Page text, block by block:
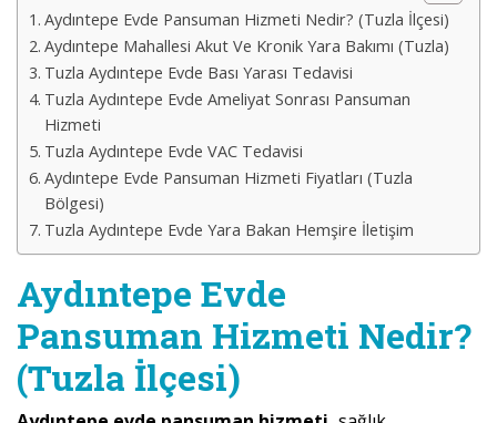
Aydıntepe Evde Pansuman Hizmeti Nedir? (Tuzla İlçesi)
Aydıntepe Mahallesi Akut Ve Kronik Yara Bakımı (Tuzla)
Tuzla Aydıntepe Evde Bası Yarası Tedavisi
Tuzla Aydıntepe Evde Ameliyat Sonrası Pansuman
Hizmeti
Tuzla Aydıntepe Evde VAC Tedavisi
Aydıntepe Evde Pansuman Hizmeti Fiyatları (Tuzla
Bölgesi)
Tuzla Aydıntepe Evde Yara Bakan Hemşire İletişim
Aydıntepe Evde
Pansuman Hizmeti Nedir?
(Tuzla İlçesi)